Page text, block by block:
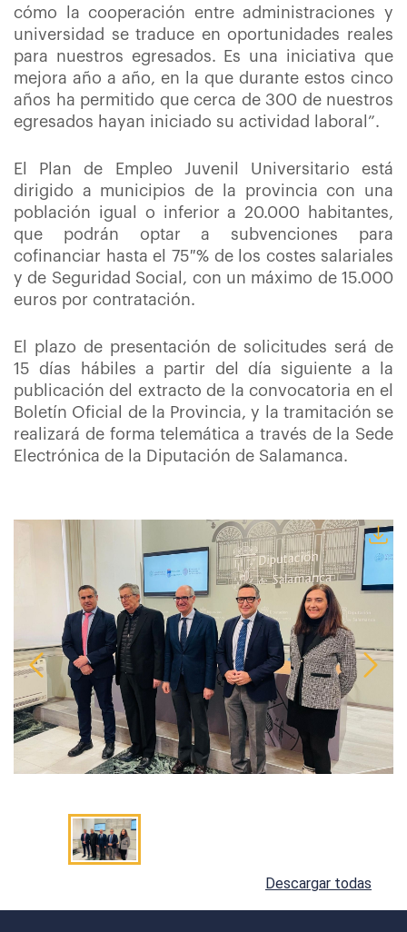
cómo la cooperación entre administraciones y
universidad se traduce en oportunidades reales
para nuestros egresados. Es una iniciativa que
mejora año a año, en la que durante estos cinco
años ha permitido que cerca de 300 de nuestros
egresados hayan iniciado su actividad laboral”.
El Plan de Empleo Juvenil Universitario está
dirigido a municipios de la provincia con una
población igual o inferior a 20.000 habitantes,
que podrán optar a subvenciones para
cofinanciar hasta el 75 % de los costes salariales
y de Seguridad Social, con un máximo de 15.000
euros por contratación.
El plazo de presentación de solicitudes será de
15 días hábiles a partir del día siguiente a la
publicación del extracto de la convocatoria en el
Boletín Oficial de la Provincia, y la tramitación se
realizará de forma telemática a través de la Sede
Electrónica de la Diputación de Salamanca.
Descargar todas